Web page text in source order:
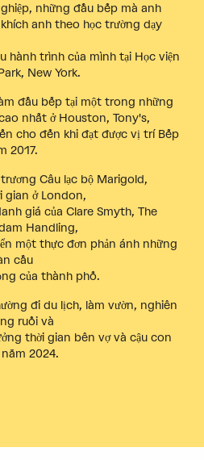
những đầu bếp mà anh
anh theo học trường dạy
hành trình của mình tại Học viện
New York.
đầu bếp tại một trong những
nhất ở Houston, Tony's,
cho đến khi đạt được vị trí Bếp
2017.
Câu lạc bộ Marigold,
gian ở London,
giá của Clare Smyth, The
Handling,
một thực đơn phản ánh những
cầu
của thành phố.
đi du lịch, làm vườn, nghiên
ruồi và
thời gian bên vợ và cậu con
2024.